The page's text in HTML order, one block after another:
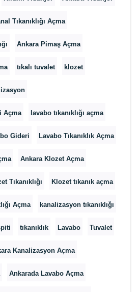
Tıkanıklığı Açma
Ankara Pimaş Açma
tıkalı tuvalet klozet
Açma lavabo tıkanıklığı açma
Gideri Lavabo Tıkanıklık Açma
Ankara Klozet Açma
Tıkanıklığı Klozet tıkanık açma
Açma kanalizasyon tıkanıklığı
tıkanıklık Lavabo Tuvalet
Kanalizasyon Açma
Ankarada Lavabo Açma